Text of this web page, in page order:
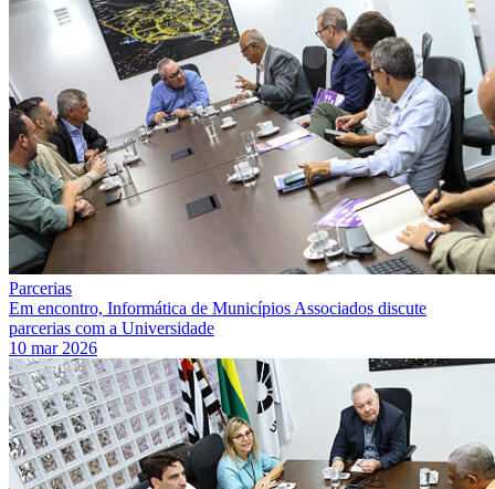
Parcerias
Em encontro, Informática de Municípios Associados discute
parcerias com a Universidade
10 mar 2026